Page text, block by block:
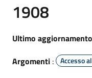
1908
Ultimo aggiornamento
Argomenti : Accesso